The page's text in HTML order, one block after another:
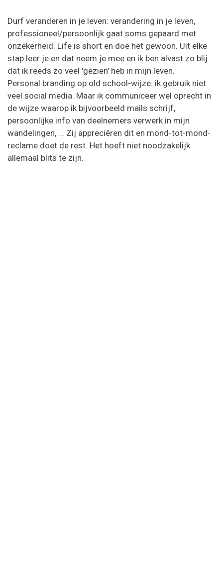
Durf veranderen in je leven: verandering in je leven,
professioneel/persoonlijk gaat soms gepaard met
onzekerheid. Life is short en doe het gewoon. Uit elke
stap leer je en dat neem je mee en ik ben alvast zo blij
dat ik reeds zo veel 'gezien' heb in mijn leven.
Personal branding op old school-wijze: ik gebruik niet
veel social media. Maar ik communiceer wel oprecht in
de wijze waarop ik bijvoorbeeld mails schrijf,
persoonlijke info van deelnemers verwerk in mijn
wandelingen, ... Zij appreciêren dit en mond-tot-mond-
reclame doet de rest. Het hoeft niet noodzakelijk
allemaal blits te zijn.